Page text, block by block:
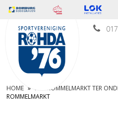
HOME » MINIROMMELMARKT TER
ROMMELMARKT